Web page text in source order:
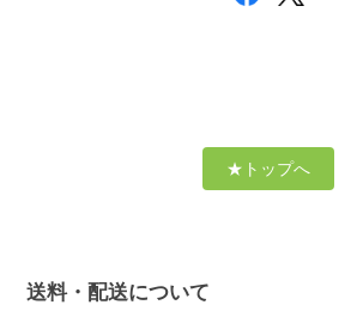
★トップへ
送料・配送について